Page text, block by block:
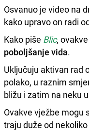
Osvanuo je video na
kako upravo on radi
Kako piše Blic,
poboljšanje vida.
Uključuju aktivan rad
polako, u raznim
bližu i zatim na neku
Ovakve vježbe mogu
traju duže od